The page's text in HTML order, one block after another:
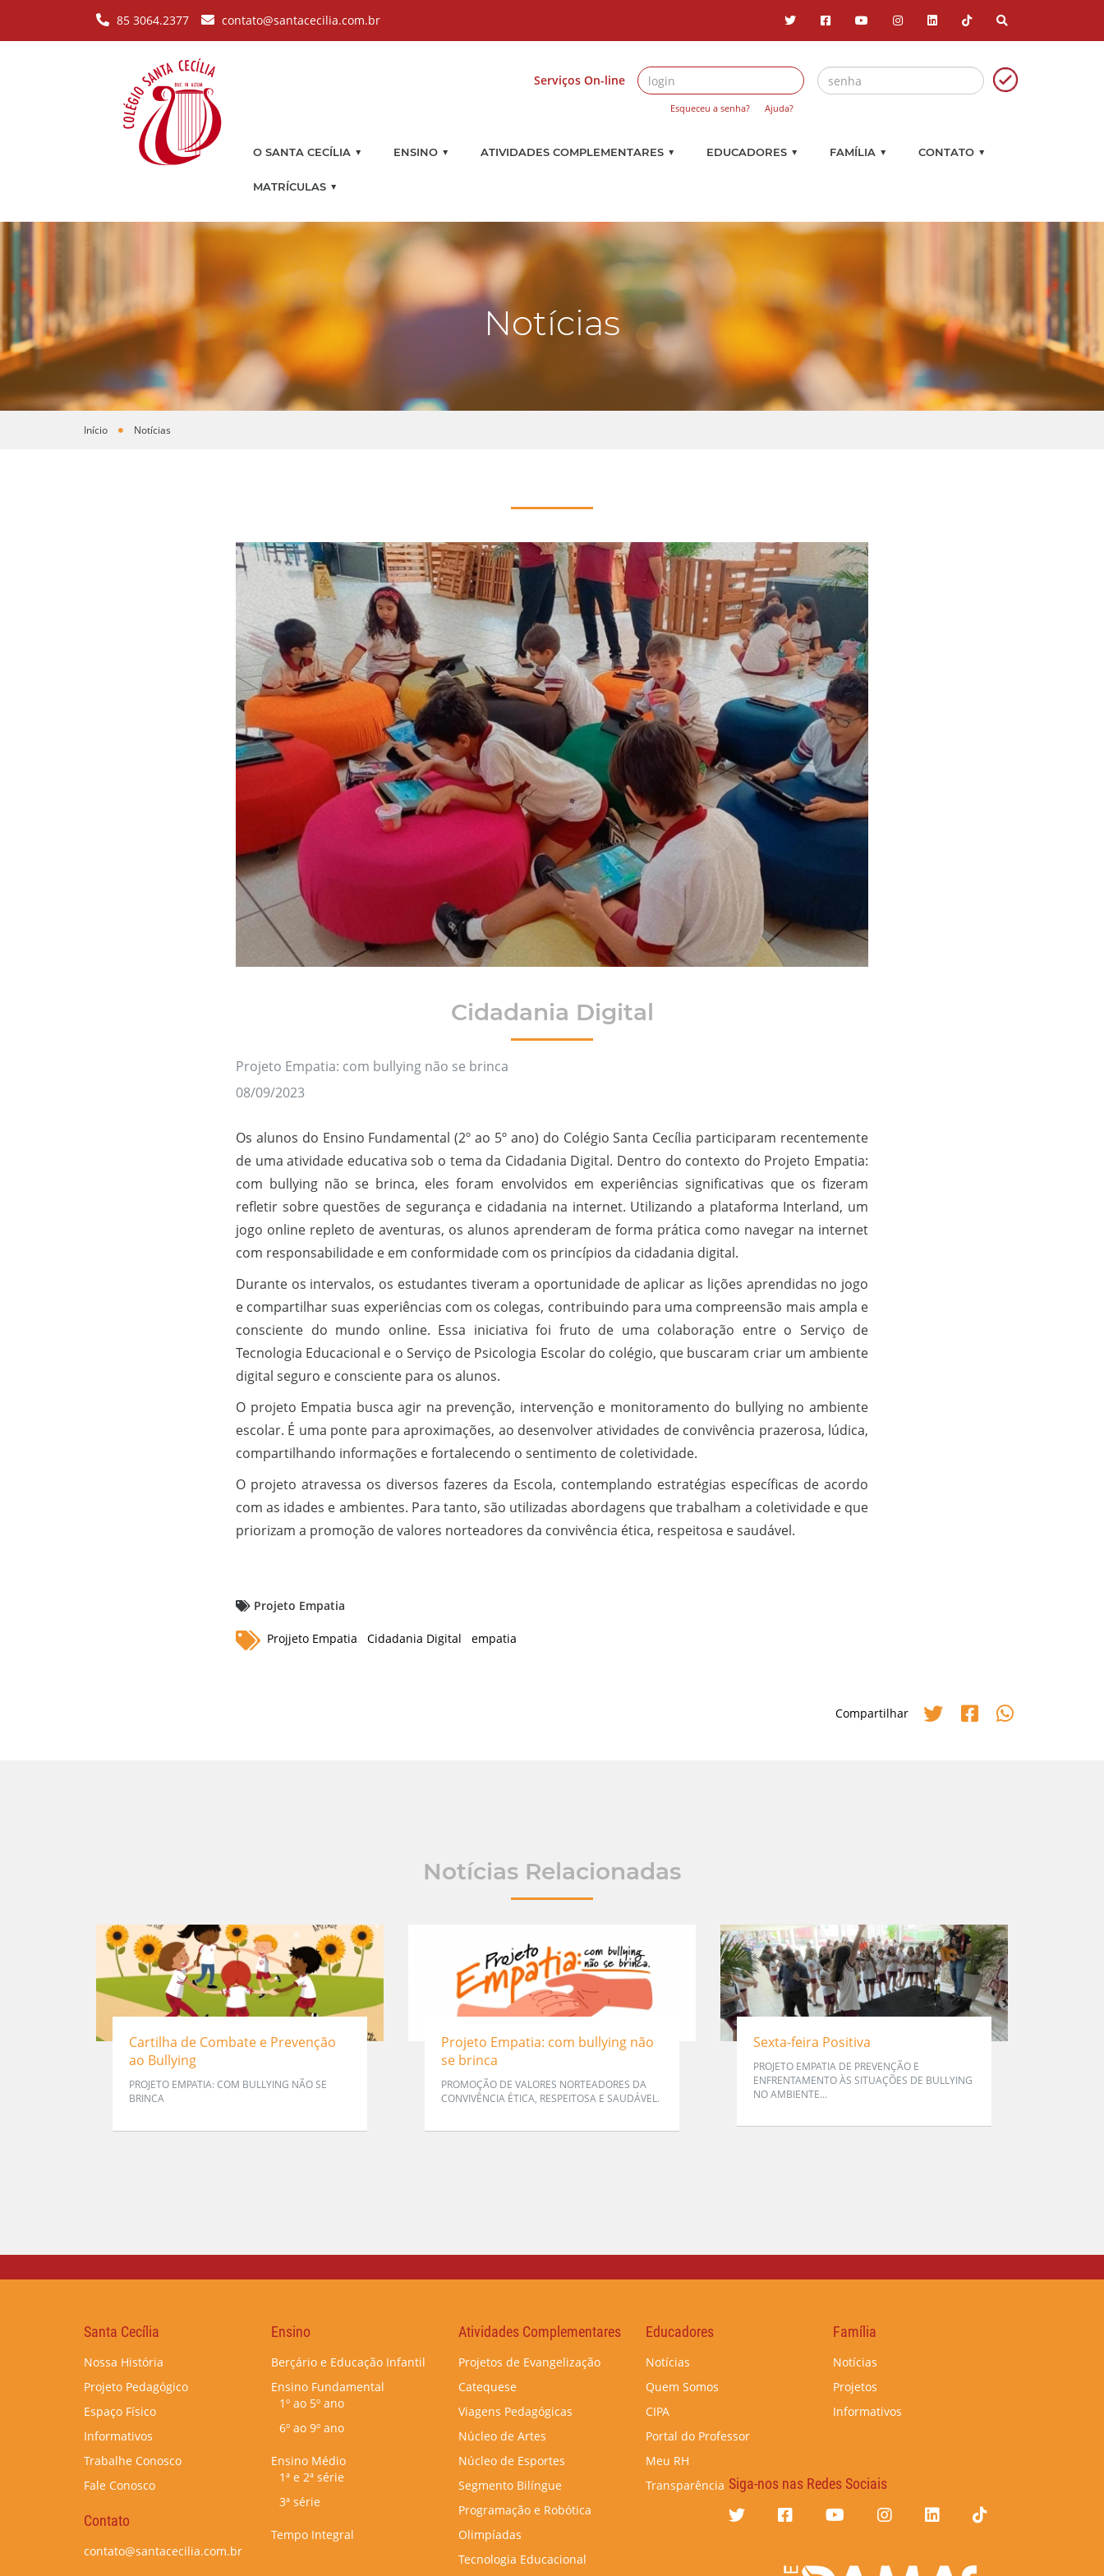
85 3064.2377 contato@santacecilia.com.br
Serviços On-line
Esqueceu a senha? Ajuda?
O SANTA CECÍLIA ▼ ENSINO ▼ ATIVIDADES COMPLEMENTARES ▼ EDUCADORES ▼ FAMÍLIA ▼ CONTATO ▼
MATRÍCULAS ▼
Notícias
Você está aqui
Início Notícias
Cidadania Digital
Projeto Empatia: com bullying não se brinca
08/09/2023
Os alunos do Ensino Fundamental (2º ao 5º ano) do Colégio Santa Cecília participaram recentemente
de uma atividade educativa sob o tema da Cidadania Digital. Dentro do contexto do Projeto Empatia:
com bullying não se brinca, eles foram envolvidos em experiências significativas que os fizeram
refletir sobre questões de segurança e cidadania na internet. Utilizando a plataforma Interland, um
jogo online repleto de aventuras, os alunos aprenderam de forma prática como navegar na internet
com responsabilidade e em conformidade com os princípios da cidadania digital.
Durante os intervalos, os estudantes tiveram a oportunidade de aplicar as lições aprendidas no jogo
e compartilhar suas experiências com os colegas, contribuindo para uma compreensão mais ampla e
consciente do mundo online. Essa iniciativa foi fruto de uma colaboração entre o Serviço de
Tecnologia Educacional e o Serviço de Psicologia Escolar do colégio, que buscaram criar um ambiente
digital seguro e consciente para os alunos.
O projeto Empatia busca agir na prevenção, intervenção e monitoramento do bullying no ambiente
escolar. É uma ponte para aproximações, ao desenvolver atividades de convivência prazerosa, lúdica,
compartilhando informações e fortalecendo o sentimento de coletividade.
O projeto atravessa os diversos fazeres da Escola, contemplando estratégias específicas de acordo
com as idades e ambientes. Para tanto, são utilizadas abordagens que trabalham a coletividade e que
priorizam a promoção de valores norteadores da convivência ética, respeitosa e saudável.
Projeto Empatia
Projjeto Empatia Cidadania Digital empatia
Compartilhar
Notícias Relacionadas
Cartilha de Combate e Prevenção
ao Bullying
PROJETO EMPATIA: COM BULLYING NÃO SE
BRINCA
Projeto Empatia: com bullying não
se brinca
PROMOÇÃO DE VALORES NORTEADORES DA
CONVIVÊNCIA ÉTICA, RESPEITOSA E SAUDÁVEL.
Sexta-feira Positiva
PROJETO EMPATIA DE PREVENÇÃO E
ENFRENTAMENTO ÀS SITUAÇÕES DE BULLYING
NO AMBIENTE...
Santa Cecília
Nossa História
Projeto Pedagógico
Espaço Físico
Informativos
Trabalhe Conosco
Fale Conosco
Contato
contato@santacecilia.com.br
Ensino
Berçário e Educação Infantil
Ensino Fundamental
1º ao 5º ano
6º ao 9º ano
Ensino Médio
1ª e 2ª série
3ª série
Tempo Integral
Atividades Complementares
Projetos de Evangelização
Catequese
Viagens Pedagógicas
Núcleo de Artes
Núcleo de Esportes
Segmento Bilíngue
Programação e Robótica
Olimpíadas
Tecnologia Educacional
Educadores
Notícias
Quem Somos
CIPA
Portal do Professor
Meu RH
Transparência
Família
Notícias
Projetos
Informativos
Siga-nos nas Redes Sociais